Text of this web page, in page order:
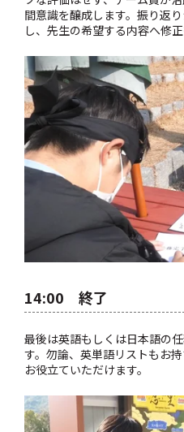
間意識を醸成します。振り返
し、先生の希望する内容へ修正
14:00 終了
最後は英語もしくは日本語の
す。勿論、英単語リストもお
お役立ていただけます。